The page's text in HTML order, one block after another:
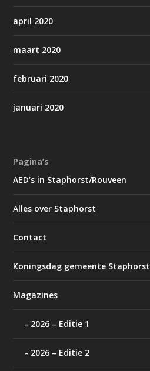
april 2020
maart 2020
februari 2020
januari 2020
Pagina’s
AED’s in Staphorst/Rouveen
Alles over Staphorst
Contact
Koningsdag gemeente Staphorst
Magazines
2026 – Editie 1
2026 – Editie 2